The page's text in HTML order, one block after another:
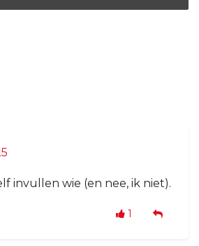
invullen wie (en nee, ik niet).
1